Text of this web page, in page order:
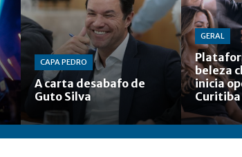
CAPA PEDRO
A carta desabafo de
Guto Silva
GERAL
beleza
inicia
Curitiba